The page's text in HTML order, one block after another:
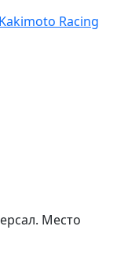
Racing
Место